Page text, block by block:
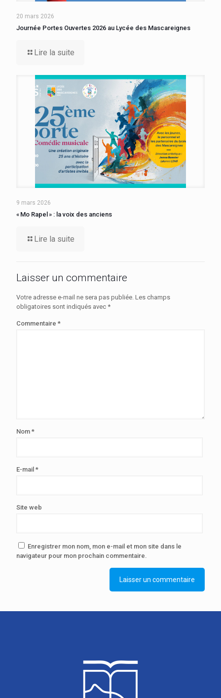
20 mars 2026
Journée Portes Ouvertes 2026 au Lycée des Mascareignes
Lire la suite
9 mars 2026
« Mo Rapel » : la voix des anciens
Lire la suite
Laisser un commentaire
Votre adresse e-mail ne sera pas publiée. Les champs
obligatoires sont indiqués avec *
Commentaire *
Nom *
E-mail *
Site web
Enregistrer mon nom, mon e-mail et mon site dans le
navigateur pour mon prochain commentaire.